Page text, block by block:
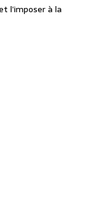
l’imposer à la